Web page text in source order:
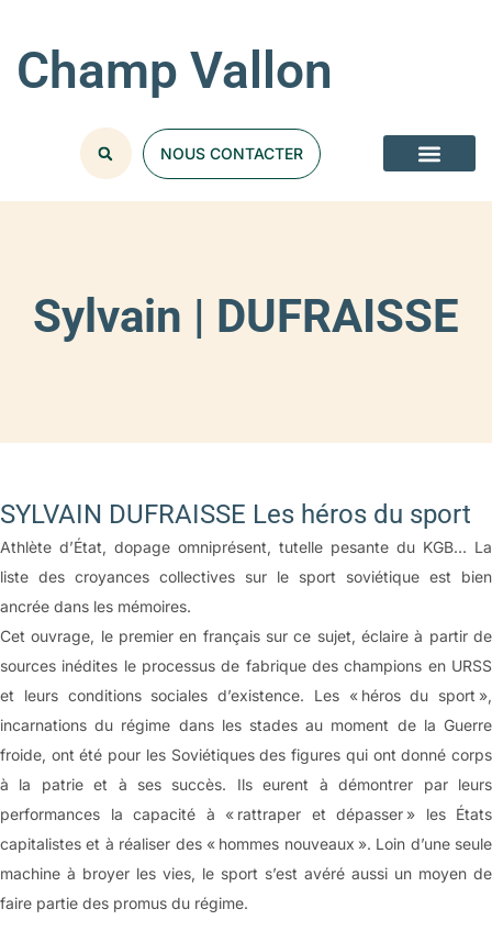
Champ Vallon
NOUS CONTACTER
Sylvain | DUFRAISSE
SYLVAIN DUFRAISSE Les héros du sport
Athlète d’État, dopage omniprésent, tutelle pesante du KGB… La
liste des croyances collectives sur le sport soviétique est bien
ancrée dans les mémoires.
Cet ouvrage, le premier en français sur ce sujet, éclaire à partir de
sources inédites le processus de fabrique des champions en URSS
et leurs conditions sociales d’existence. Les « héros du sport »,
incarnations du régime dans les stades au moment de la Guerre
froide, ont été pour les Soviétiques des figures qui ont donné corps
à la patrie et à ses succès. Ils eurent à démontrer par leurs
performances la capacité à « rattraper et dépasser » les États
capitalistes et à réaliser des « hommes nouveaux ». Loin d’une seule
machine à broyer les vies, le sport s’est avéré aussi un moyen de
faire partie des promus du régime.